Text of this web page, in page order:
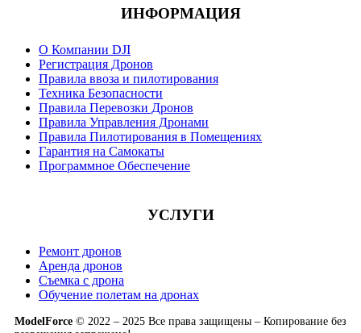
ИНФОРМАЦИЯ
О Компании DJI
Регистрация Дронов
Правила ввоза и пилотирования
Техника Безопасности
Правила Перевозки Дронов
Правила Управления Дронами
Правила Пилотирования в Помещениях
Гарантия на Самокаты
Программное Обеспечение
УСЛУГИ
Ремонт дронов
Аренда дронов
Съемка с дрона
Обучение полетам на дронах
ModelForce © 2022 – 2025 Все права защищены – Копирование без